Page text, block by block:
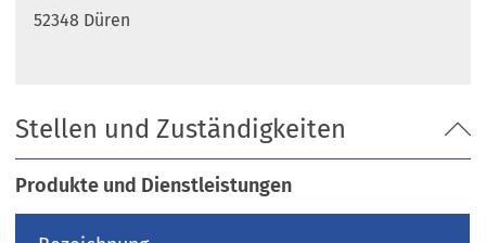
i
e
m
n
52348 Düren
Stellen und Zuständigkeiten
Produkte und Dienstleistungen